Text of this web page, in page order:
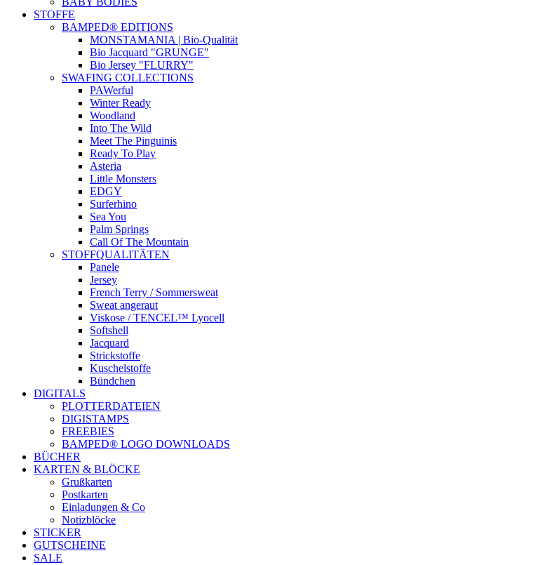
STOFFE
BAMPED® EDITIONS
MONSTAMANIA | Bio-Qualität
Bio Jacquard "GRUNGE"
Bio Jersey "FLURRY"
SWAFING COLLECTIONS
PAWerful
Winter Ready
Woodland
Into The Wild
Meet The Pinguinis
Ready To Play
Asteria
Little Monsters
EDGY
Surferhino
Sea You
Palm Springs
Call Of The Mountain
STOFFQUALITÄTEN
Panele
Jersey
French Terry / Sommersweat
Sweat angeraut
Viskose / TENCEL™ Lyocell
Softshell
Jacquard
Strickstoffe
Kuschelstoffe
Bündchen
DIGITALS
PLOTTERDATEIEN
DIGISTAMPS
FREEBIES
BAMPED® LOGO DOWNLOADS
BÜCHER
KARTEN & BLÖCKE
Grußkarten
Postkarten
Einladungen & Co
Notizblöcke
STICKER
GUTSCHEINE
SALE